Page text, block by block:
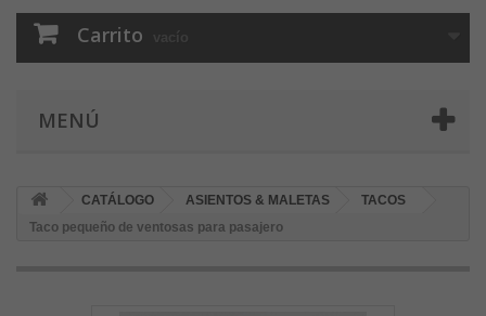
Carrito vacío
MENÚ
CATÁLOGO ASIENTOS & MALETAS
TACOS
Taco pequeño de ventosas para pasajero